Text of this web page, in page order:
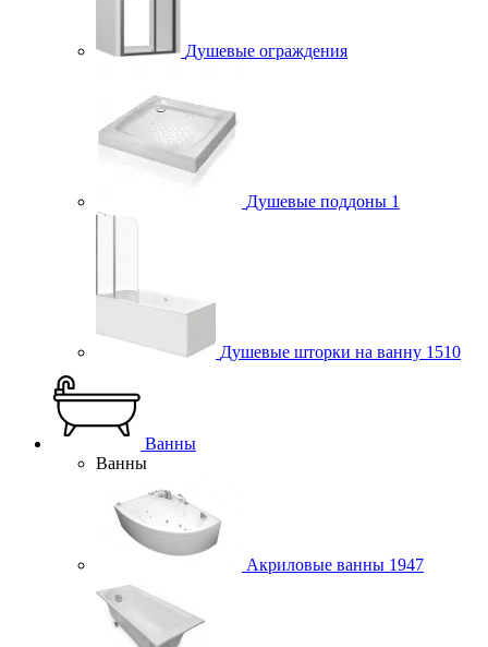
Душевые ограждения
Душевые поддоны 1
Душевые шторки на ванну 1510
Ванны
Ванны
Акриловые ванны 1947